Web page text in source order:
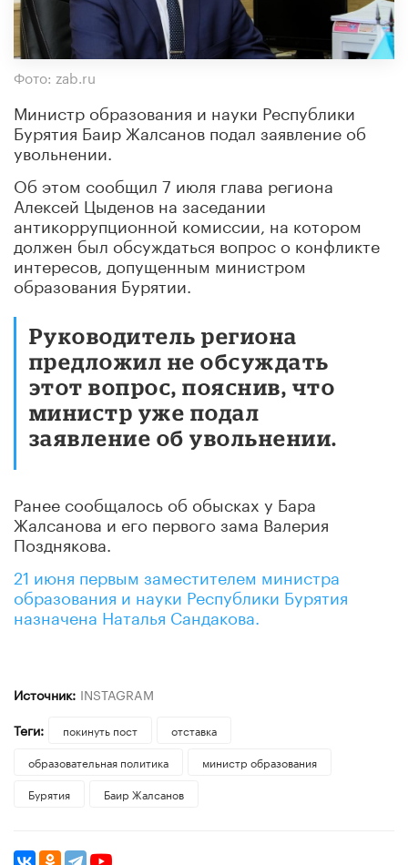
Фото: zab.ru
Министр образования и науки Республики
Бурятия Баир Жалсанов подал заявление об
увольнении.
Об этом сообщил 7 июля глава региона
Алексей Цыденов на заседании
антикоррупционной комиссии, на котором
должен был обсуждаться вопрос о конфликте
интересов, допущенным министром
образования Бурятии.
Руководитель региона
предложил не обсуждать
этот вопрос, пояснив, что
министр уже подал
заявление об увольнении.
Ранее сообщалось об обысках у Бара
Жалсанова и его первого зама Валерия
Позднякова.
21 июня первым заместителем министра
образования и науки Республики Бурятия
назначена Наталья Сандакова.
Источник: INSTAGRAM
Теги:
покинуть пост
отставка
образовательная политика
министр образования
Бурятия
Баир Жалсанов